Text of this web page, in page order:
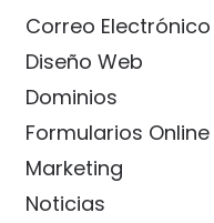
Correo Electrónico
Diseño Web
Dominios
Formularios Online
Marketing
Noticias